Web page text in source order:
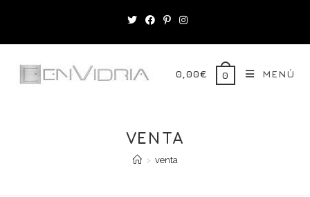
contenido
0,00€ 0 MENÚ
VENTA
> venta